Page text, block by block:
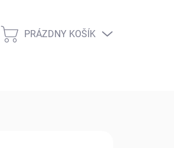
NÁKUPNÝ
PRÁZDNY KOŠÍK